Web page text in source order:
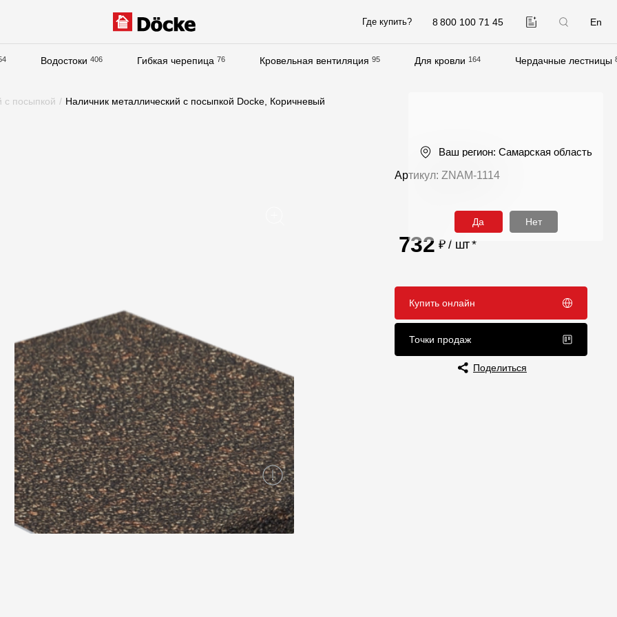
8 800 100 71 45 En
Где купить?
Водостоки 406 Гибкая черепица 76 Кровельная вентиляция 95 Для кровли 164 Чердачные лестницы
Вопрос-ответ/Faq
Статьи
Сервисы
Конструктор
Калькулятор
Цены
Отправка рекламации
с посыпкой / Наличник металлический с посыпкой Docke, Коричневый
Артикул: ZNAM-1114
732 ₽ / шт*
Купить онлайн
Точки продаж
Поделиться
Ваш регион: Самарская область
Да Нет